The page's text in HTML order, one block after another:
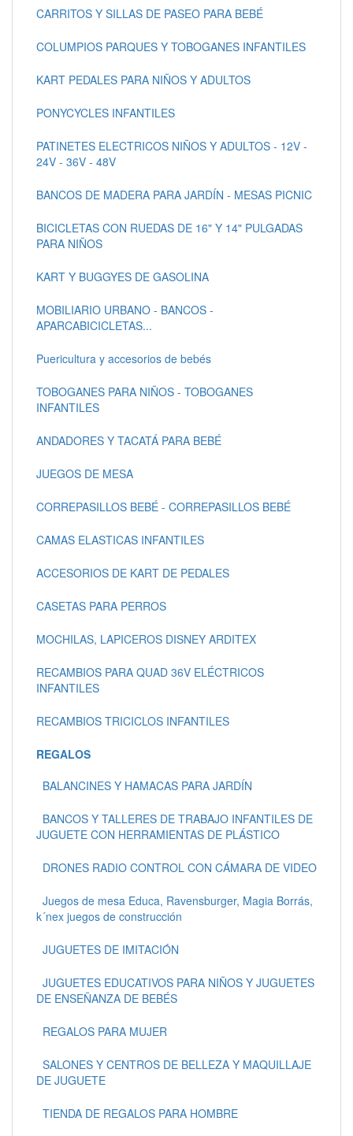
CARRITOS Y SILLAS DE PASEO PARA BEBÉ
COLUMPIOS PARQUES Y TOBOGANES INFANTILES
KART PEDALES PARA NIÑOS Y ADULTOS
PONYCYCLES INFANTILES
PATINETES ELECTRICOS NIÑOS Y ADULTOS - 12V -
24V - 36V - 48V
BANCOS DE MADERA PARA JARDÍN - MESAS PICNIC
BICICLETAS CON RUEDAS DE 16" Y 14" PULGADAS
PARA NIÑOS
KART Y BUGGYES DE GASOLINA
MOBILIARIO URBANO - BANCOS -
APARCABICICLETAS...
Puericultura y accesorios de bebés
TOBOGANES PARA NIÑOS - TOBOGANES
INFANTILES
ANDADORES Y TACATÁ PARA BEBÉ
JUEGOS DE MESA
CORREPASILLOS BEBÉ - CORREPASILLOS BEBÉ
CAMAS ELASTICAS INFANTILES
ACCESORIOS DE KART DE PEDALES
CASETAS PARA PERROS
MOCHILAS, LAPICEROS DISNEY ARDITEX
RECAMBIOS PARA QUAD 36V ELÉCTRICOS
INFANTILES
RECAMBIOS TRICICLOS INFANTILES
REGALOS
BALANCINES Y HAMACAS PARA JARDÍN
BANCOS Y TALLERES DE TRABAJO INFANTILES DE
JUGUETE CON HERRAMIENTAS DE PLÁSTICO
DRONES RADIO CONTROL CON CÁMARA DE VIDEO
Juegos de mesa Educa, Ravensburger, Magia Borrás,
k´nex juegos de construcción
JUGUETES DE IMITACIÓN
JUGUETES EDUCATIVOS PARA NIÑOS Y JUGUETES
DE ENSEÑANZA DE BEBÉS
REGALOS PARA MUJER
SALONES Y CENTROS DE BELLEZA Y MAQUILLAJE
DE JUGUETE
TIENDA DE REGALOS PARA HOMBRE